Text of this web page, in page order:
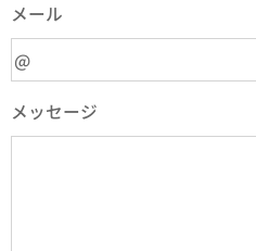
メール
メッセージ